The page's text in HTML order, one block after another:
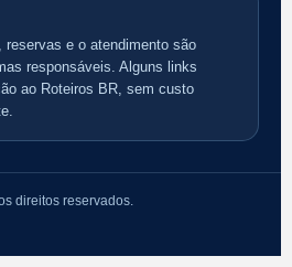
e o atendimento são
responsáveis. Alguns links
ao Roteiros BR, sem custo
direitos reservados.